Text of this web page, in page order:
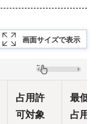
画面サイズで表示
占用許
可対象
最低
占用